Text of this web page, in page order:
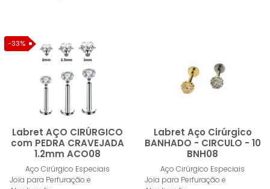
-33%
Labret AÇO CIRÚRGICO
com PEDRA CRAVEJADA
1.2mm ACO08
Aço Cirúrgico Especiais
Joia para Perfuração eComprar
Labret Aço Cirúrgico
BANHADO - CIRCULO - 10
BNH08
Aço Cirúrgico Especiais
Joia para Perfuração e